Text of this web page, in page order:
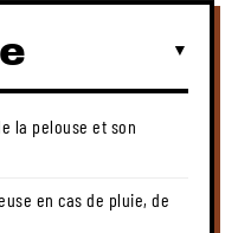
la pelouse et son
en cas de pluie, de